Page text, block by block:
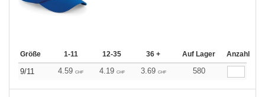
Größe 1-11 12-35 36 + Auf Lager Anzahl
9/11 4.59 CHF 4.19 CHF 3.69 CHF 580